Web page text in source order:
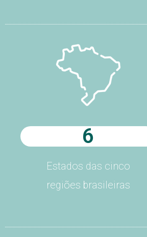
6
Estados das cinco
regiões brasileiras